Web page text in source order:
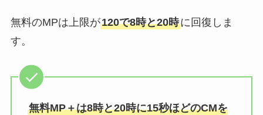
無料のMPは上限が120で8時と20時に回復しま
す。
無料MP＋は8時と20時に15秒ほどのCMを